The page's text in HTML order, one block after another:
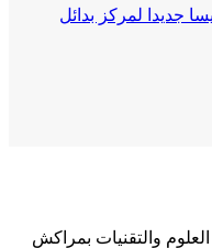
جديدا لمركز بدائل
العلوم والتقنيات بمراكش